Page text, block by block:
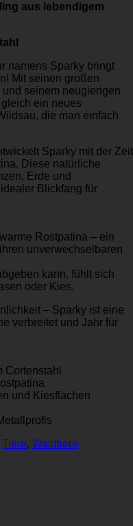
aus lebendigem
namens Sparky bringt
Mit seinen großen
seinem neugierigen
ein neues
die man einfach
Sparky mit der Zeit
Diese natürliche
Erde und
Blickfang für
Rostpatina – ein
unverwechselbaren
kann, fühlt sich
oder Kies.
– Sparky ist eine
verbreitet und Jahr für
Cortenstahl
und Kiesflächen
Tiere, Waldtiere